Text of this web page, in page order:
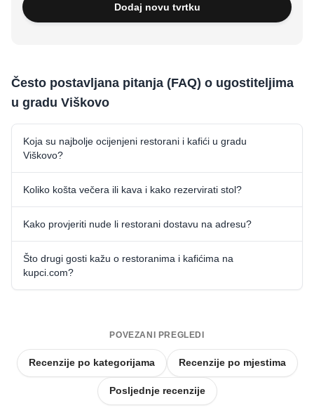
Dodaj novu tvrtku
Često postavljana pitanja (FAQ) o ugostiteljima
u gradu Viškovo
Koja su najbolje ocijenjeni restorani i kafići u gradu
Viškovo?
Koliko košta večera ili kava i kako rezervirati stol?
Kako provjeriti nude li restorani dostavu na adresu?
Što drugi gosti kažu o restoranima i kafićima na
kupci.com?
POVEZANI PREGLEDI
Recenzije po kategorijama Recenzije po mjestima
Posljednje recenzije